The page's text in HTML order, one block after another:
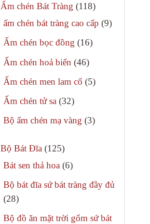
phẩm
Ấm chén Bát Tràng 118118
sản
ấm chén bát tràng cao cấp 99
Ấm chén bọc đồng 1616
Ấm chén hoả biến 4646
phẩm
Ấm chén men lam cổ 55
Ấm chén tử sa 3232
phẩm
Bộ ấm chén mạ vàng 33
Bộ Bát Đĩa 125125
sản
Bát sen thả hoa 66
phẩm
Bộ bát đĩa sứ bát tràng đầy đủ
2828
sản
Bộ đồ ăn mặt trời gốm sứ bát